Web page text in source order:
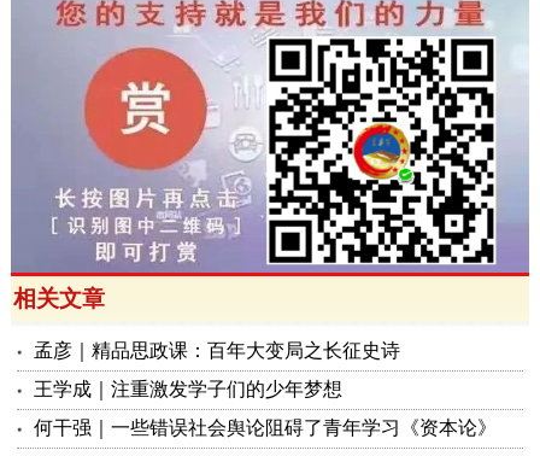
相关文章
孟彦｜精品思政课：百年大变局之长征史诗
王学成｜注重激发学子们的少年梦想
何干强｜一些错误社会舆论阻碍了青年学习《资本论》